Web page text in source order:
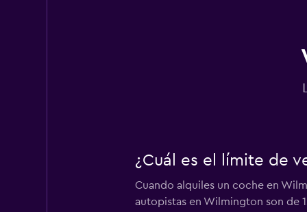
¿Cuál es el límite de
Cuando alquiles un coche en
autopistas en Wilmington son de